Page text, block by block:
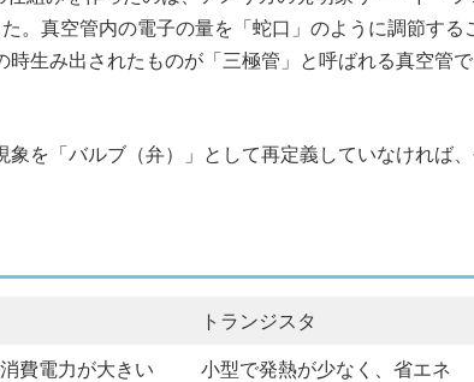
。真空管内の電子の量を「蛇口」のように調節する
生み出されたものが「三極管」と呼ばれる真空管
を「バルブ（弁）」として再定義していなければ
トランジスタ
費電力が大きい
小型で発熱が少なく、省エネ